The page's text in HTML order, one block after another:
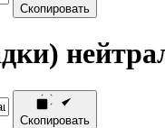
Скопировать
Скопировать